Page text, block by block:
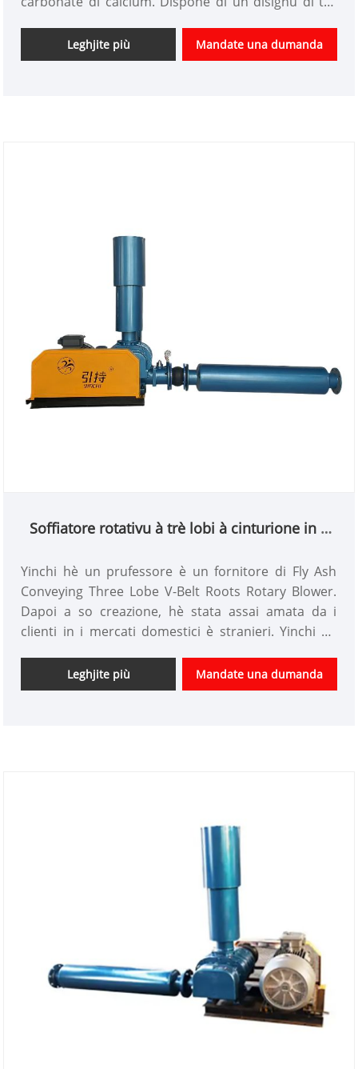
una custruzzione pesante per a longevità è bassa
mantenimentu.
Leghjite più Mandate una dumanda
Soffiatore rotativu à trè lobi à cinturione in V
Yinchi hè un prufessore è un fornitore di Fly Ash
Conveying Three Lobe V-Belt Roots Rotary Blower.
Dapoi a so creazione, hè stata assai amata da i
clienti in i mercati domestici è stranieri. Yinchi hà
risponde à i cambiamenti di u mercatu è ottene
l'innuvazione cuntinua.
Leghjite più Mandate una dumanda